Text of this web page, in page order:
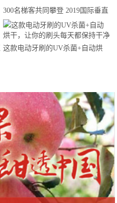
300名梯客共同攀登 2019国际垂直
马拉松超级精英赛顺德海骏达中心
站欢乐开跑
这款电动牙刷的UV杀菌+自动烘